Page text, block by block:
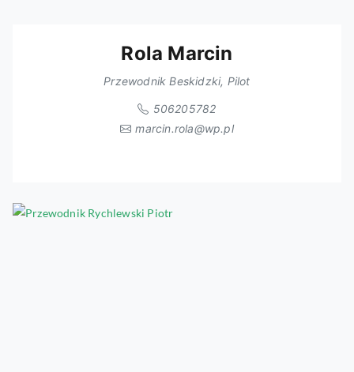
Rola Marcin
Przewodnik Beskidzki, Pilot
506205782
marcin.rola@wp.pl